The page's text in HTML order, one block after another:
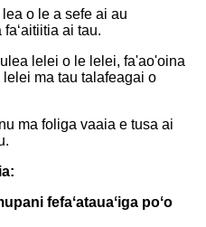
o le a sefe ai au
ai tau.
lelei o le lelei, fa'ao'oina
ma tau talafeagai o
ma foliga vaaia e tusa ai
fefaʻatauaʻiga poʻo